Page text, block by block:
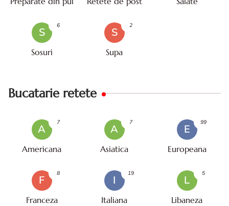
S
Sosuri
6
S
Supa
2
Bucatarie retete
A
Americana
7
A
Asiatica
7
E
Europeana
99
F
Franceza
8
I
Italiana
19
L
Libaneza
5